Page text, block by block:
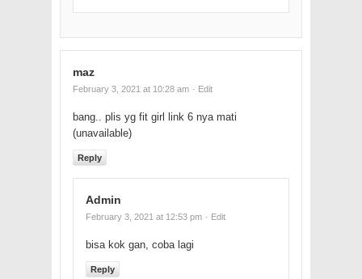
maz
February 3, 2021 at 10:28 am · Edit
bang.. plis yg fit girl link 6 nya mati
(unavailable)
Reply
Admin
February 3, 2021 at 12:53 pm · Edit
bisa kok gan, coba lagi
Reply